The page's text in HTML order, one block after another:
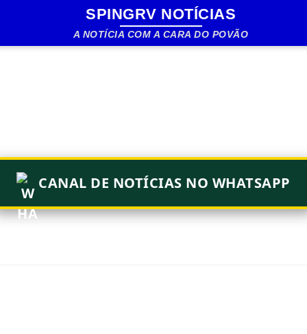
Pular para o conteúdo principal
SPINGRV NOTÍCIAS
A NOTÍCIA COM A CARA DO POVÃO
CANAL DE NOTÍCIAS NO WHATSAPP